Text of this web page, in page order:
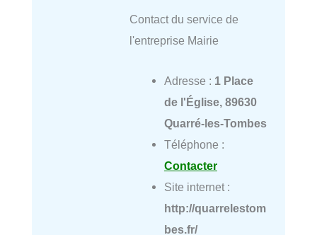
Contact du service de
l'entreprise Mairie
Adresse : 1 Place
de l'Église, 89630
Quarré-les-Tombes
Téléphone :
Contacter
Site internet :
http://quarrelestom
bes.fr/